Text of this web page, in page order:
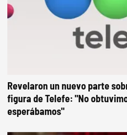
Revelaron un nuevo parte
figura de Telefe: "No
esperábamos"